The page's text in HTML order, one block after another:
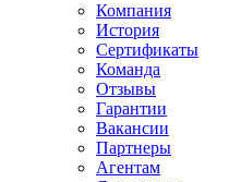
Компания
История
Сертификаты
Команда
Отзывы
Гарантии
Вакансии
Партнеры
Агентам